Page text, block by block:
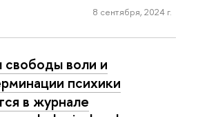
8 сентября, 2024 г.
воли и
психики
в журнале